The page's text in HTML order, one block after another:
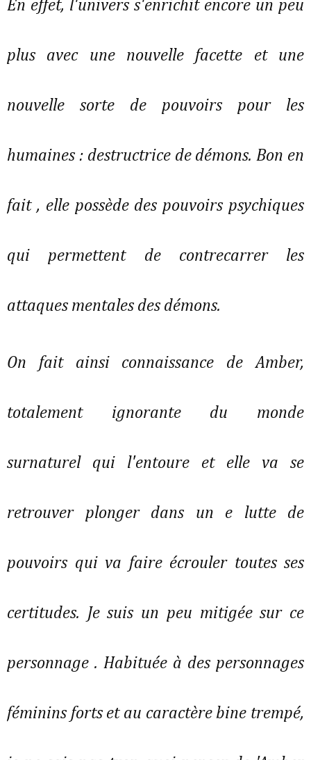
En effet, l'univers s'enrichit encore un peu
plus avec une nouvelle facette et une
nouvelle sorte de pouvoirs pour les
humaines : destructrice de démons. Bon en
fait , elle possède des pouvoirs psychiques
qui permettent de contrecarrer les
attaques mentales des démons.
On fait ainsi connaissance de Amber,
totalement ignorante du monde
surnaturel qui l'entoure et elle va se
retrouver plonger dans un e lutte de
pouvoirs qui va faire écrouler toutes ses
certitudes. Je suis un peu mitigée sur ce
personnage . Habituée à des personnages
féminins forts et au caractère bine trempé,